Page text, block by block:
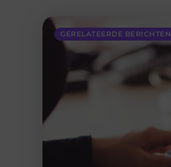
GERELATEERDE BERICHTEN